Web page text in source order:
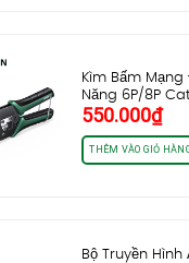
Kìm Bấm Mạng
Năng 6P/8P
Cat7 Cat8…
550.000₫
THÊM VÀO GIỎ
Bộ Truyền Hình